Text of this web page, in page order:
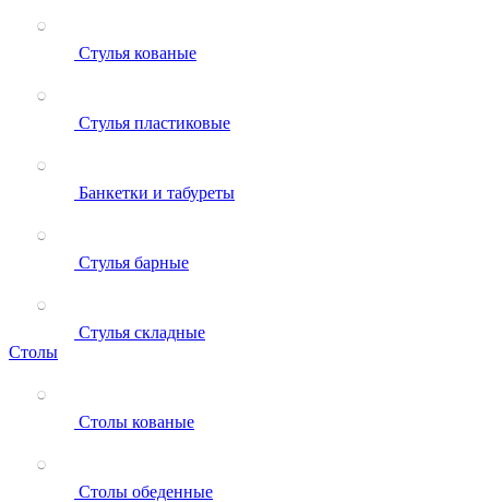
Стулья кованые
Стулья пластиковые
Банкетки и табуреты
Стулья барные
Стулья складные
Столы
Столы кованые
Столы обеденные